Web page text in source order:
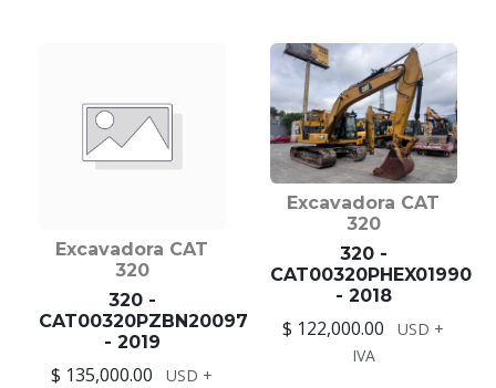
Excavadora CAT
320
320 -
CAT00320PZBN20097
- 2019
$ 135,000.00
USD +
Excavadora CAT
320
320 -
CAT00320PHEX01990
- 2018
$ 122,000.00
USD +
IVA